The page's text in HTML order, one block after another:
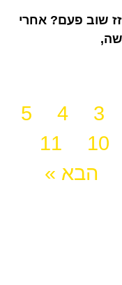
שוב פעם? אחרי
3
4
5
10
11
הבא »